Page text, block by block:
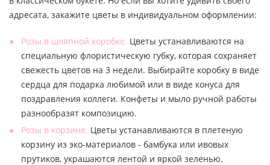
адресата, закажите цветы в индивидуальном оформлении:
Розы в шляпной коробке. Цветы устанавливаются на
специальную флористическую губку, которая сохраняет
свежесть цветов на 3 недели. Выбирайте коробку в виде
сердца для подарка любимой или в виде конуса для
поздравления коллеги. Конфеты и мыло ручной работы
разнообразят композицию.
Розы в корзине. Цветы устанавливаются в плетеную
корзину из эко-материалов - бамбука или ивовых
прутиков, украшаются лентой и яркой зеленью.